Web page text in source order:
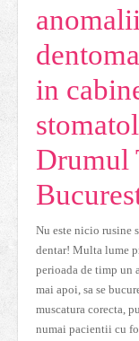
anomalii
in
Drumul
Nu este nicio rusine
dentar! Multa lume
perioada de timp un
mai apoi, sa se
muscatura corecta,
numai pacientii cu